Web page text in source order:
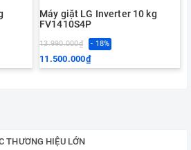
Máy giặt LG Inverter 10 kg
FV1410S4P
13.990.000₫ - 18%
11.500.000₫
THƯƠNG HIỆU LỚN